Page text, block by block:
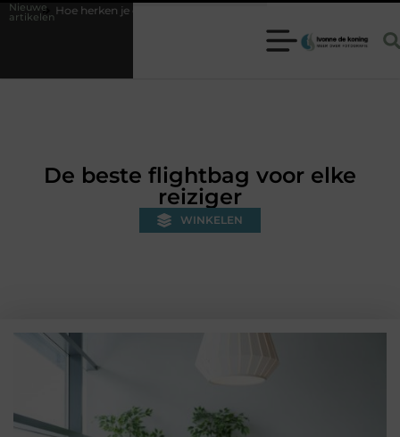
Nieuwe
artikelen
je een betrouwbare slotenmaker in Baarn en voorkom je onnodige
De beste flightbag voor elke
reiziger
WINKELEN